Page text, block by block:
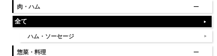
肉・ハム
全て
ハム・ソーセージ
惣菜・料理